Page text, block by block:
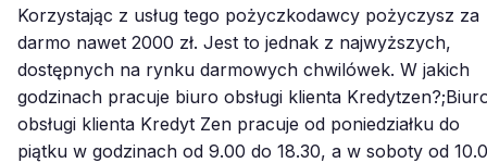
Korzystając z usług tego pożyczkodawcy pożyczysz za
darmo nawet 2000 zł. Jest to jednak z najwyższych,
dostępnych na rynku darmowych chwilówek. W jakich
godzinach pracuje biuro obsługi klienta
obsługi klienta Kredyt Zen pracuje od poniedziałku do
piątku w godzinach od 9.00 do 18.30, a w soboty od